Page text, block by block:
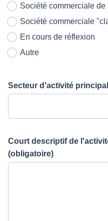
Société commerciale de
Société commerciale
En cours de réflexion
Autre
Secteur d'activité principal
Court descriptif de
(obligatoire)